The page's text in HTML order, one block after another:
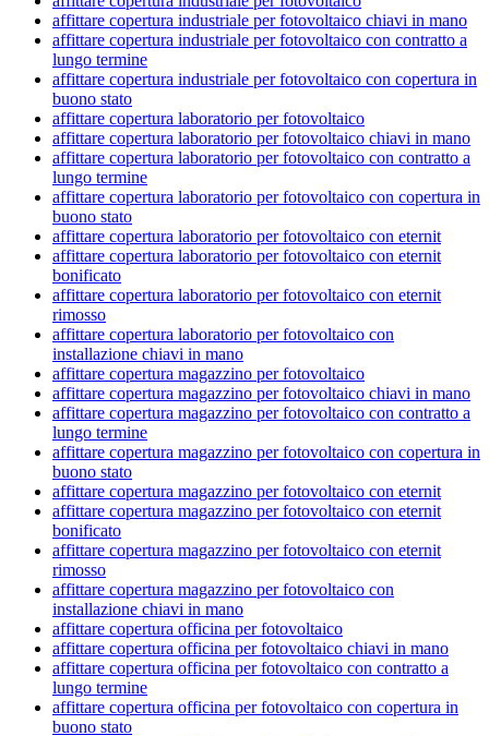
affittare copertura industriale per fotovoltaico chiavi in mano
affittare copertura industriale per fotovoltaico con contratto a
lungo termine
affittare copertura industriale per fotovoltaico con copertura in
buono stato
affittare copertura laboratorio per fotovoltaico
affittare copertura laboratorio per fotovoltaico chiavi in mano
affittare copertura laboratorio per fotovoltaico con contratto a
lungo termine
affittare copertura laboratorio per fotovoltaico con copertura in
buono stato
affittare copertura laboratorio per fotovoltaico con eternit
affittare copertura laboratorio per fotovoltaico con eternit
bonificato
affittare copertura laboratorio per fotovoltaico con eternit
rimosso
affittare copertura laboratorio per fotovoltaico con
installazione chiavi in mano
affittare copertura magazzino per fotovoltaico
affittare copertura magazzino per fotovoltaico chiavi in mano
affittare copertura magazzino per fotovoltaico con contratto a
lungo termine
affittare copertura magazzino per fotovoltaico con copertura in
buono stato
affittare copertura magazzino per fotovoltaico con eternit
affittare copertura magazzino per fotovoltaico con eternit
bonificato
affittare copertura magazzino per fotovoltaico con eternit
rimosso
affittare copertura magazzino per fotovoltaico con
installazione chiavi in mano
affittare copertura officina per fotovoltaico
affittare copertura officina per fotovoltaico chiavi in mano
affittare copertura officina per fotovoltaico con contratto a
lungo termine
affittare copertura officina per fotovoltaico con copertura in
buono stato